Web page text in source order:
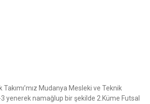
Takımı’mız Mudanya Mesleki ve Teknik
yenerek namağlup bir şekilde 2.Küme Futsal